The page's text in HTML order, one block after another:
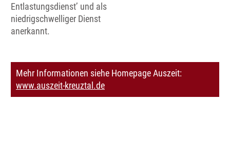
Entlastungsdienst’ und als
niedrigschwelliger Dienst
anerkannt.
Mehr Informationen siehe Homepage Auszeit:
www.auszeit-kreuztal.de